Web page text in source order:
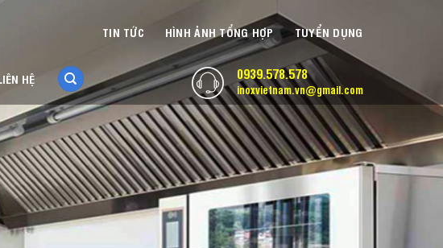
HỆ 0939.578.578
inoxvietnam.vn@gmail.com
TIN TỨC HÌNH ẢNH TỔNG HỢP TUYỂN DỤNG